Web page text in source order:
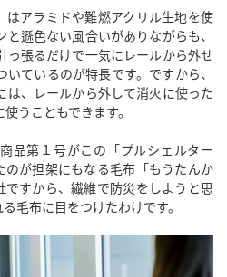
はアラミドや難燃アクリル生地を使
遜色ない風合いがありながらも、
っ張るだけで一気にレールから外せ
ているのが特長です。ですから、
は、レールから外して消火に使った
うこともできます。
品第１号がこの「プルシェルター
が担架にもなる毛布「もうたんか
すから、繊維で防災をしようと思
毛布に目をつけたわけです。